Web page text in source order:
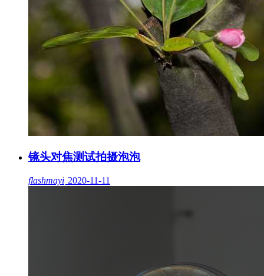
镜头对焦测试拍摄泡泡
flashmayi 2020-11-11